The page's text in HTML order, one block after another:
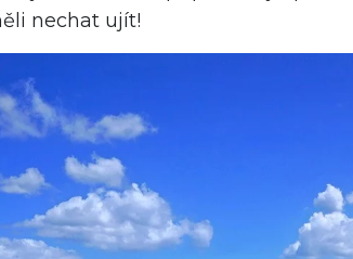
nechat ujít!